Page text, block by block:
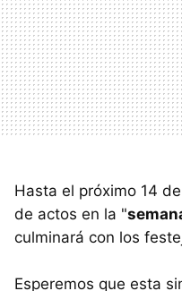
Hasta el próximo 14
de actos en la "
culminará con los
Esperemos que esta